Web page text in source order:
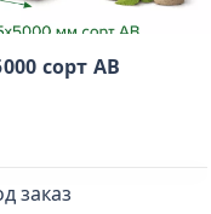
сорт AB
заказ